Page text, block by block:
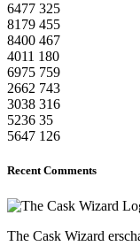
6477 325
8179 455
8400 467
4011 180
6975 759
2662 743
3038 316
5236 35
5647 126
Recent Comments
The Cask Wizard